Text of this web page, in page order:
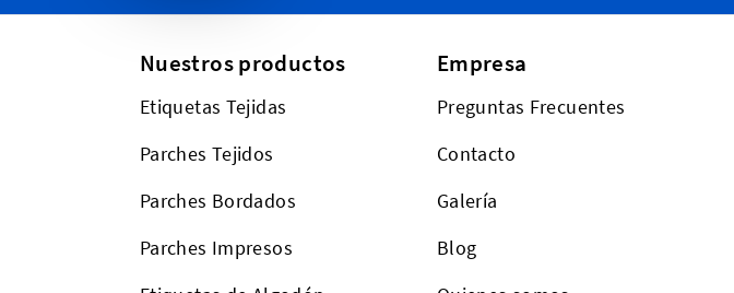
Nuestros productos
Etiquetas Tejidas
Parches Tejidos
Parches Bordados
Parches Impresos
Empresa
Preguntas Frecuentes
Contacto
Galería
Blog